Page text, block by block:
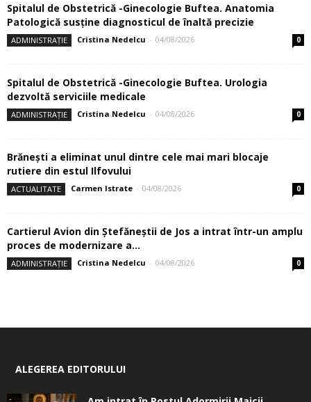
Spitalul de Obstetrică -Ginecologie Buftea. Anatomia
Patologică susţine diagnosticul de înaltă precizie
ADMINISTRAȚIE Cristina Nedelcu - 04/08/2026 0
Spitalul de Obstetrică -Ginecologie Buftea. Urologia
dezvoltă serviciile medicale
ADMINISTRAȚIE Cristina Nedelcu - 04/08/2026 0
Brănești a eliminat unul dintre cele mai mari blocaje
rutiere din estul Ilfovului
ACTUALITATE Carmen Istrate - 04/08/2026 0
Cartierul Avion din Ştefăneştii de Jos a intrat într-un amplu
proces de modernizare a...
ADMINISTRAȚIE Cristina Nedelcu - 04/08/2026 0
ALEGEREA EDITORULUI